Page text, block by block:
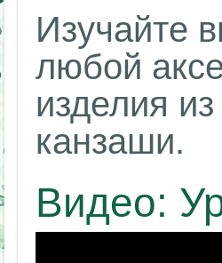
Изучайте
любой
изделия
канзаши.
Видео: